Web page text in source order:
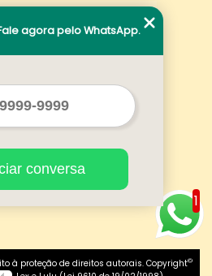
Contato
do site
à proteção de direitos autorais. Copyright©
1
agora pelo WhatsApp.
conversa